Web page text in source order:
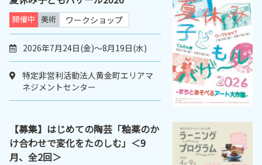
開催中 美術 ワークショップ
2026年7月24日(金)〜8月19日(水)
特定非営利活動法人黄金町エリアマ
ネジメントセンター
【募集】はじめての陶芸「釉薬のか
け合わせで変化をたのしむ」＜9
月、全2回＞